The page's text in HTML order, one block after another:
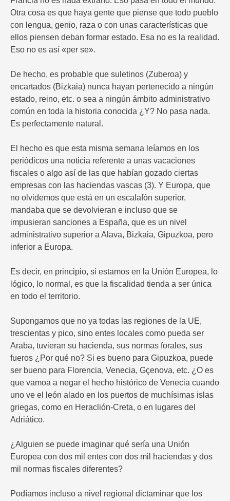
Otra cosa es que haya gente que piense que todo pueblo
con lengua, genio, raza o con unas características que
ellos piensen deban formar estado. Esa no es la realidad.
Eso no es así «per se».
De hecho, es probable que suletinos (Zuberoa) y
encartados (Bizkaia) nunca hayan pertenecido a ningún
estado, reino, etc. o sea a ningún ámbito administrativo
común en toda la historia conocida ¿Y? No pasa nada.
Es perfectamente natural.
El hecho es que esta misma semana leíamos en los
periódicos una noticia referente a unas vacaciones
fiscales o algo así de las que habían gozado ciertas
empresas con las haciendas vascas (3). Y Europa, que
no olvidemos que está en un escalafón superior,
mandaba que se devolvieran e incluso que se
impusieran sanciones a España, que es un nivel
administrativo superior a Alava, Bizkaia, Gipuzkoa, pero
inferior a Europa.
Es decir, en principio, si estamos en la Unión Europea, lo
lógico, lo normal, es que la fiscalidad tienda a ser única
en todo el territorio.
Supongamos que no ya todas las regiones de la UE,
trescientas y pico, sino entes locales como pueda ser
Araba, tuvieran su hacienda, sus normas forales, sus
fueros ¿Por qué no? Si es bueno para Gipuzkoa, puede
ser bueno para Florencia, Venecia, Gçenova, etc. ¿O es
que vamoa a negar el hecho histórico de Venecia cuando
uno ve el león alado en los puertos de muchísimas islas
griegas, como en Heraclión-Creta, o en lugares del
Adriático.
¿Alguien se puede imaginar qué sería una Unión
Europea con dos mil entes con dos mil haciendas y dos
mil normas fiscales diferentes?
Podíamos incluso a nivel regional dictaminar que los